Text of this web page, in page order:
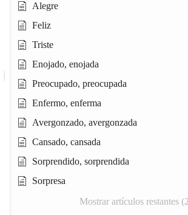
Alegre
Feliz
Triste
Enojado, enojada
Preocupado, preocupada
Enfermo, enferma
Avergonzado, avergonzada
Cansado, cansada
Sorprendido, sorprendida
Sorpresa
Mostrar artículos restantes